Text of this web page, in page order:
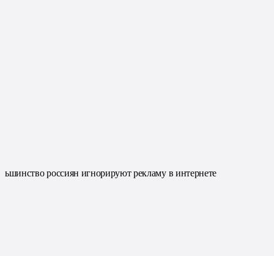
россиян игнорируют рекламу в интернете